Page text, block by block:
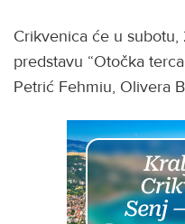
Crikvenica će u
predstavu “Otočka
Petrić Fehmiu, Olivera